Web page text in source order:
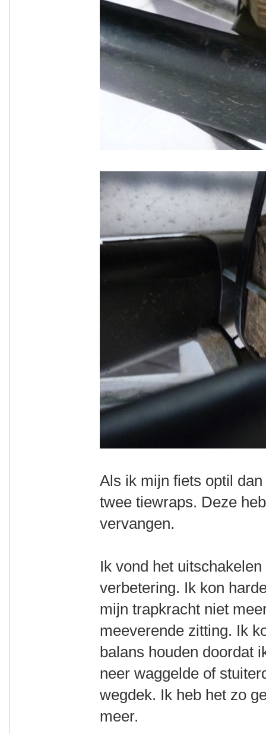
Als ik mijn fiets optil
twee tiewraps. Deze
vervangen.
Ik vond het
verbetering. Ik kon
mijn trapkracht niet
meeverende zitting. Ik
balans houden doordat
neer waggelde of
wegdek. Ik heb het zo
meer.